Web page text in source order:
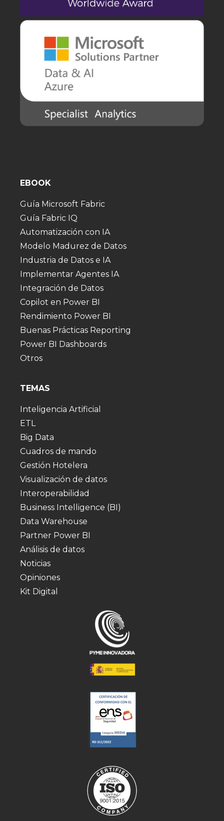
EBOOK
Guía Microsoft Fabric
Guía Fabric IQ
Automatización con IA
Modelo Madurez de Datos
Industria de Datos e IA
Implementar Agentes IA
Integración de Datos
Copilot en Power BI
Rendimiento Power BI
Buenas Prácticas Reporting
Power BI Dashboards
Otros
TEMAS
Inteligencia Artificial
ETL
Big Data
Cuadros de mando
Gestión Hotelera
Visualización de datos
Interoperabilidad
Business Intelligence (BI)
Data Warehouse
Partner Power BI
Análisis de datos
Noticias
Opiniones
Kit Digital